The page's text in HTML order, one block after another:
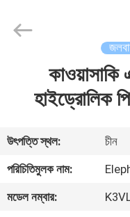
আমাদের
সম্পর্কে
Power
Co.,Ltd.
হাইড্রোলিক
উৎপত্তি স্থল:
চীন
পরিচিতিমুলক নাম:
মডেল নম্বার: